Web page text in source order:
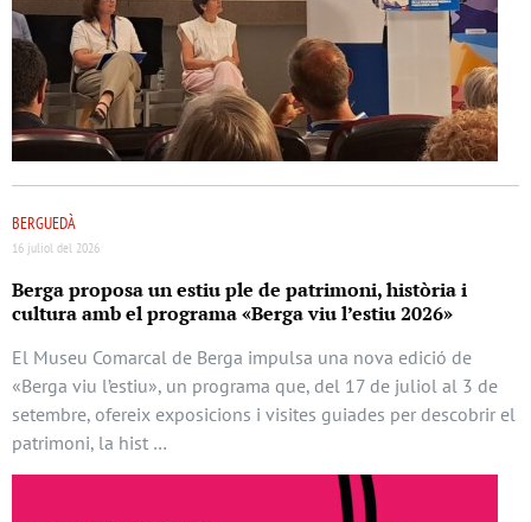
BERGUEDÀ
16 juliol del 2026
Berga proposa un estiu ple de patrimoni, història i
cultura amb el programa «Berga viu l’estiu 2026»
El Museu Comarcal de Berga impulsa una nova edició de
«Berga viu l’estiu», un programa que, del 17 de juliol al 3 de
setembre, ofereix exposicions i visites guiades per descobrir el
patrimoni, la hist …